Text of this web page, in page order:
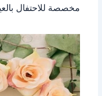
مخصصة للاحتفال